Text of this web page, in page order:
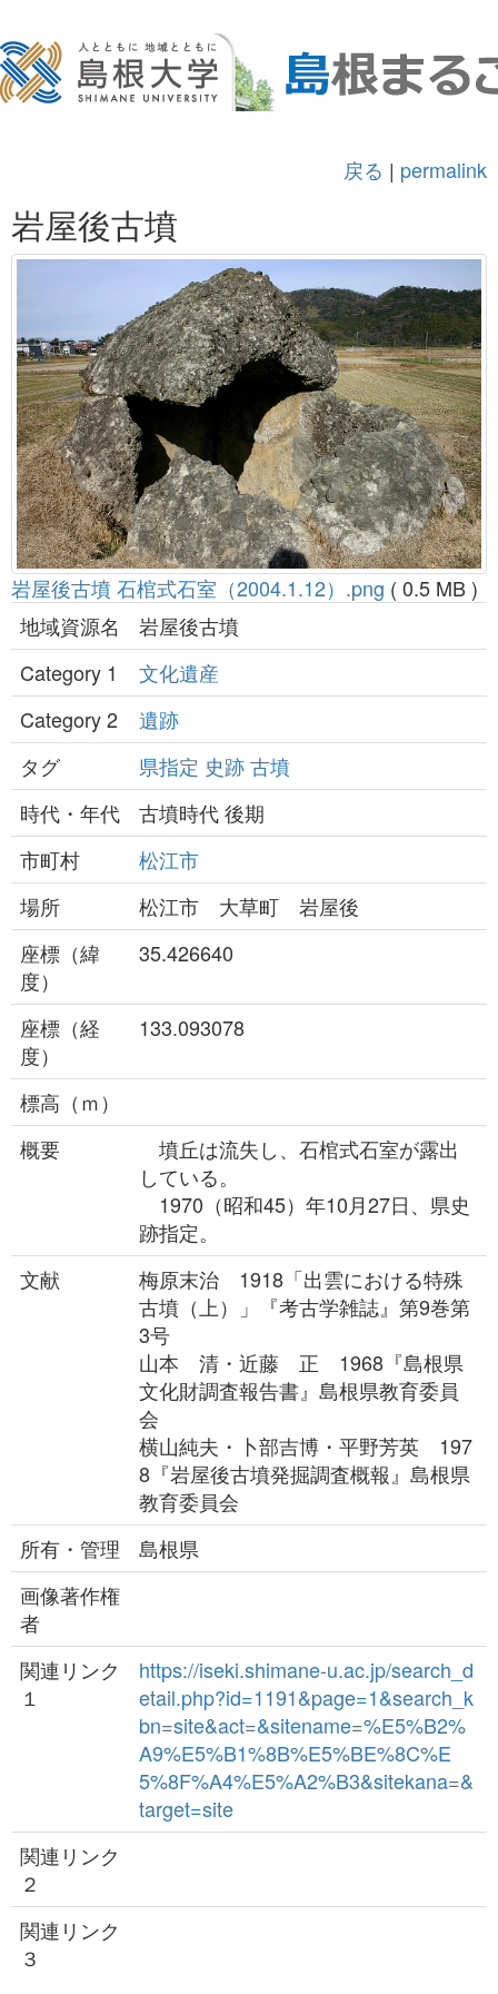
戻る | permalink
岩屋後古墳
岩屋後古墳 石棺式石室（2004.1.12）.png ( 0.5 MB )
地域資源名
岩屋後古墳
Category 1
文化遺産
Category 2
遺跡
タグ
県指定 史跡古墳
時代・年代
古墳時代 後期
市町村
松江市
場所
松江市 大草町 岩屋後
座標（緯
度）
35.426640
座標（経
度）
133.093078
標高（ｍ）
概要
墳丘は流失し、石棺式石室が露出
している。
1970（昭和45）年10月27日、県史
跡指定。
文献
梅原末治 1918「出雲における特殊
古墳（上）」『考古学雑誌』第9巻第
3号
山本 清・近藤 正 1968『島根県
文化財調査報告書』島根県教育委員
会
横山純夫・卜部吉博・平野芳英 197
8『岩屋後古墳発掘調査概報』島根県
教育委員会
所有・管理
島根県
画像著作権
者
関連リンク
１
https://iseki.shimane-u.ac.jp/search_d
etail.php?id=1191&page=1&search_k
bn=site&act=&sitename=%E5%B2%
A9%E5%B1%8B%E5%BE%8C%E
5%8F%A4%E5%A2%B3&sitekana=&
target=site
関連リンク
２
関連リンク
３